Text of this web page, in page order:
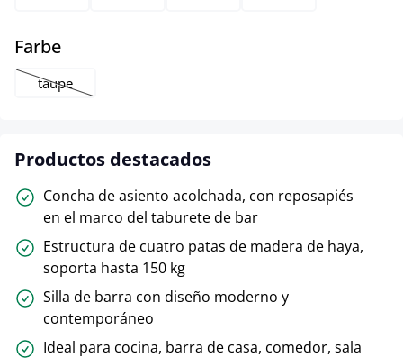
Farbeselect
taupe
(Esta opción no está disponible en este momento.)
Productos destacados
Concha de asiento acolchada, con reposapiés
en el marco del taburete de bar
Estructura de cuatro patas de madera de haya,
soporta hasta 150 kg
Silla de barra con diseño moderno y
contemporáneo
Ideal para cocina, barra de casa, comedor, sala